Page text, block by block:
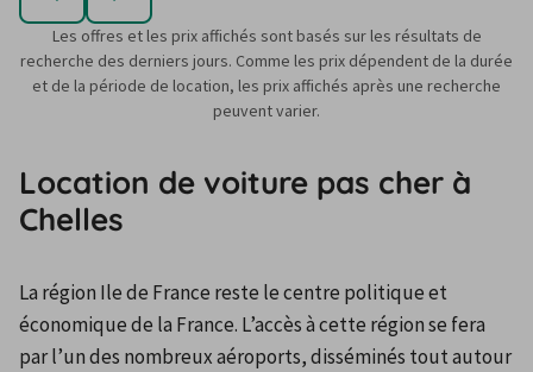
Les offres et les prix affichés sont basés sur les résultats de
recherche des derniers jours. Comme les prix dépendent de la durée
et de la période de location, les prix affichés après une recherche
peuvent varier.
Location de voiture pas cher à
Chelles
La région Ile de France reste le centre politique et
économique de la France. L’accès à cette région se fera
par l’un des nombreux aéroports, disséminés tout autour